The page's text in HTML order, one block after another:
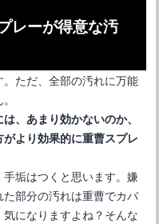
レーが得意な汚
ただ、全部の汚れに万能
、あまり効かないのか、
より効果的に重曹スプレ
垢はつくと思います。嫌
部分の汚れは重曹でカバ
になりますよね？そんな